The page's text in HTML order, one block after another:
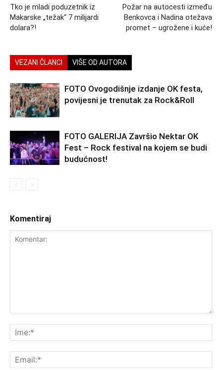
Tko je mladi poduzetnik iz
Makarske „težak“ 7 milijardi
dolara?!
Požar na autocesti između
Benkovca i Nadina otežava
promet – ugrožene i kuće!
VEZANI ČLANCI VIŠE OD AUTORA
FOTO Ovogodišnje izdanje OK festa,
povijesni je trenutak za Rock&Roll
FOTO GALERIJA Završio Nektar OK
Fest – Rock festival na kojem se budi
budućnost!
Komentiraj